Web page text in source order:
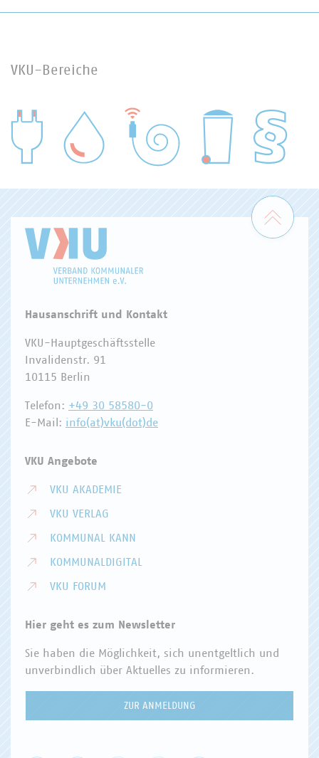
VKU-Bereiche
WASSER/ABWASSER
Zum
Hausanschrift und Kontakt
VKU-Hauptgeschäftsstelle
Invalidenstr. 91
10115 Berlin
Telefon: +49 30 58580-0
E-Mail: info(at)vku(dot)de
VKU Angebote
VKU AKADEMIE
VKU VERLAG
KOMMUNAL KANN
KOMMUNALDIGITAL
VKU FORUM
Hier geht es zum Newsletter
Sie haben die Möglichkeit, sich unentgeltlich und
unverbindlich über Aktuelles zu informieren.
ZUR ANMELDUNG